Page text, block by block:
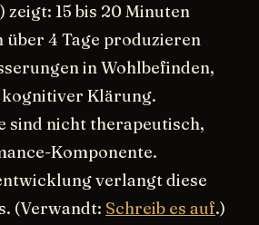
zeigt: 15 bis 20 Minuten
über 4 Tage produzieren
in Wohlbefinden,
Klärung.
sind nicht therapeutisch,
Komponente.
verlangt diese
(Verwandt: Schreib es auf.)